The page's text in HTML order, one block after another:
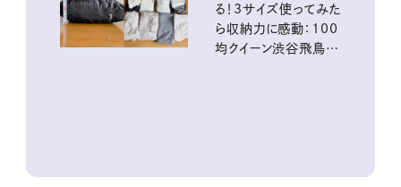
る！3サイズ使ってみた
ら収納力に感動：100
均クイーン渋谷飛鳥の